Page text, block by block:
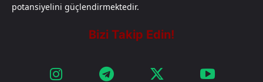
potansiyelini güçlendirmektedir.